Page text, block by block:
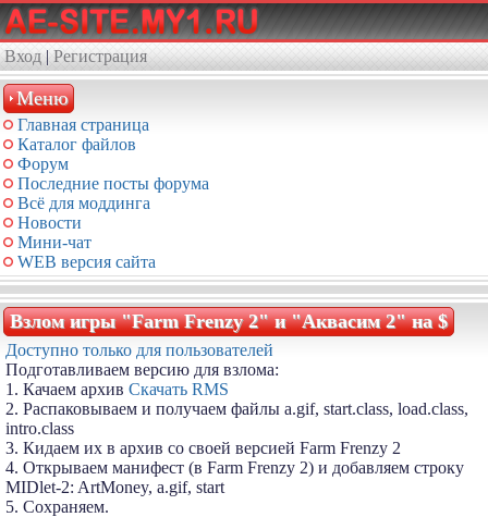
Вход | Регистрация
Меню
Главная страница
Каталог файлов
Форум
Последние посты форума
Всё для моддинга
Новости
Мини-чат
WEB версия сайта
Взлом игры "Farm Frenzy 2" и "Аквасим 2" на $
Доступно только для пользователей
Подготавливаем версию для взлома:
1. Качаем архив Cкачать RMS
2. Распаковываем и получаем файлы a.gif, start.class, load.class,
intro.class
3. Кидаем их в архив со своей версией Farm Frenzy 2
4. Открываем манифест (в Farm Frenzy 2) и добавляем строку
MIDlet-2: ArtMoney, a.gif, start
5. Сохраняем.